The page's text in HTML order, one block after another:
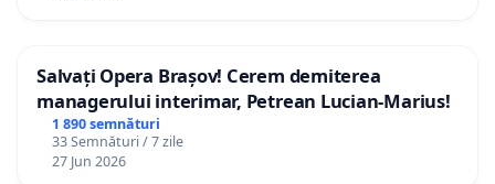
Salvați Opera Brașov! Cerem demiterea
managerului interimar, Petrean Lucian-Marius!
1 890 semnături
33 Semnături / 7 zile
27 Jun 2026